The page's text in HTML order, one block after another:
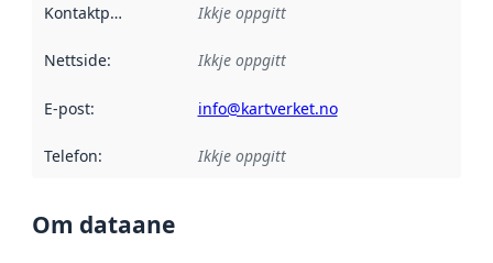
Kontaktpunkt Ikkje oppgitt
Nettside: Ikkje oppgitt
E-post: info@kartverket.no
Telefon: Ikkje oppgitt
Om dataane